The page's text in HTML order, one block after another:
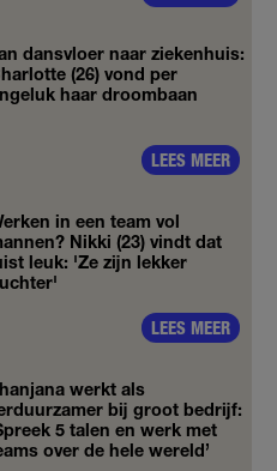
dansvloer naar ziekenhuis:
(26) vond per
haar droombaan
LEES MEER
in een team vol
Nikki (23) vindt dat
leuk: 'Ze zijn lekker
LEES MEER
werkt als
bij groot bedrijf:
5 talen en werk met
over de hele wereld’